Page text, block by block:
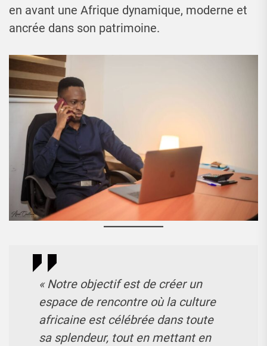
en avant une Afrique dynamique, moderne et
ancrée dans son patrimoine.
« Notre objectif est de créer un
espace de rencontre où la culture
africaine est célébrée dans toute
sa splendeur, tout en mettant en